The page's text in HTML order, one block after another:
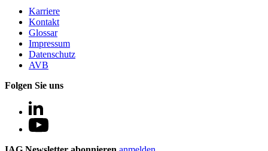
Karriere
Kontakt
Glossar
Impressum
Datenschutz
AVB
Folgen Sie uns